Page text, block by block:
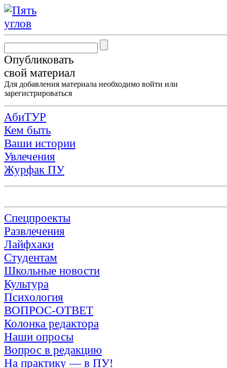
Опубликовать
свой материал
Для добавления материала необходимо войти или
зарегистрироваться
АбиТУР
Кем быть
Ваши истории
Увлечения
Журфак ПУ
Спецпроекты
Развлечения
Лайфхаки
Студентам
Школьные новости
Культура
Психология
ВОПРОС-ОТВЕТ
Колонка редактора
Наши опросы
Вопрос в редакцию
На практику — в ПУ!